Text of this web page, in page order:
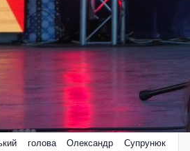
голова Олек­сандр Супрунюк